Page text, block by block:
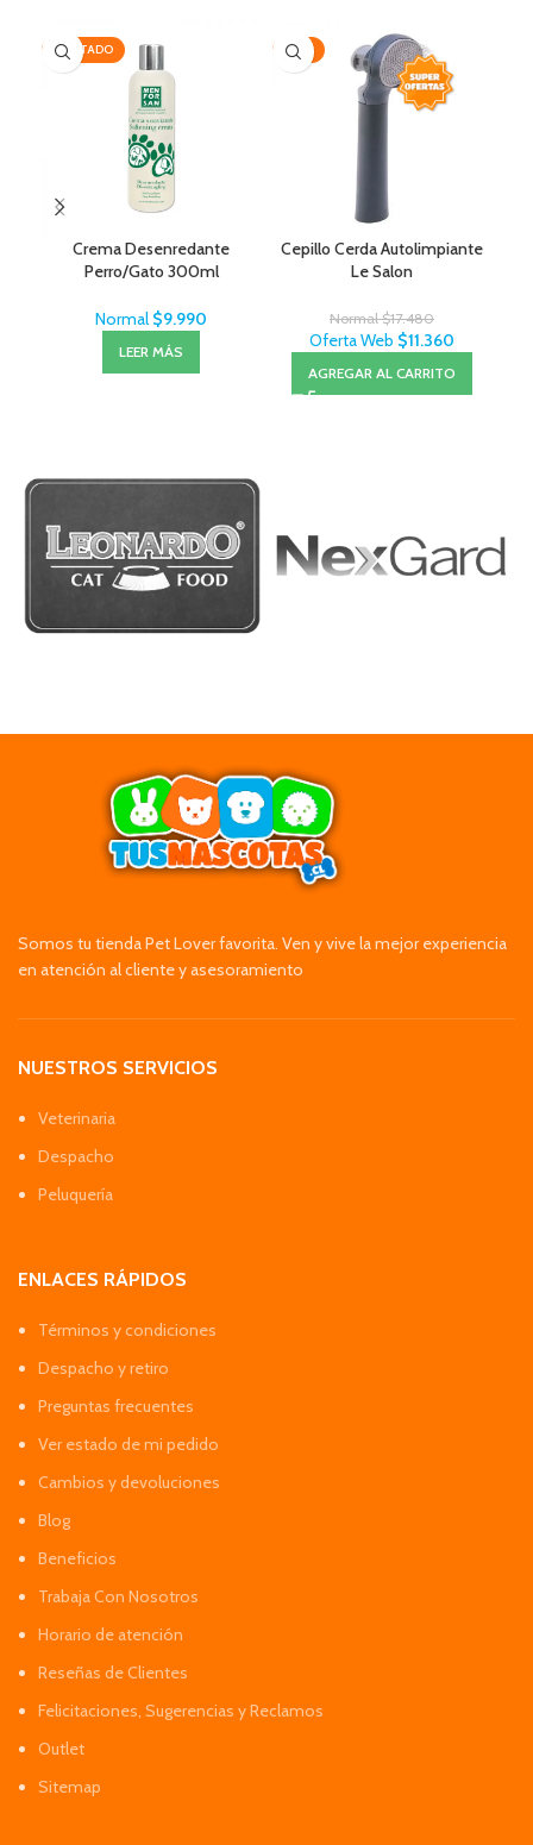
AGOTADO
Crema Desenredante
Perro/Gato 300ml
Normal $9.990
LEER MÁS
-35%
Cepillo Cerda Autolimpiante
Le Salon
Normal$17.480
Oferta Web $11.360
AGREGAR AL CARRITO
Somos tu tienda Pet Lover favorita. Ven y vive la mejor experiencia
en atención al cliente y asesoramiento
NUESTROS SERVICIOS
Veterinaria
Despacho
Peluquería
ENLACES RÁPIDOS
Términos y condiciones
Despacho y retiro
Preguntas frecuentes
Ver estado de mi pedido
Cambios y devoluciones
Blog
Beneficios
Trabaja Con Nosotros
Horario de atención
Reseñas de Clientes
Felicitaciones, Sugerencias y Reclamos
Outlet
Sitemap